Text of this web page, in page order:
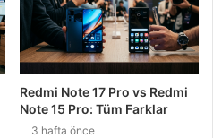
Redmi Note 17 Pro vs Redmi
Note 15 Pro: Tüm Farklar
3 hafta önce